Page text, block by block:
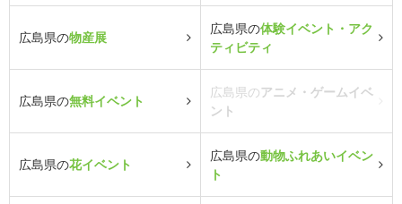
広島県の物産展
広島県の体験イベント・アク
ティビティ
広島県の無料イベント
広島県のアニメ・ゲームイベ
ント
広島県の花イベント
広島県の動物ふれあいイベン
ト